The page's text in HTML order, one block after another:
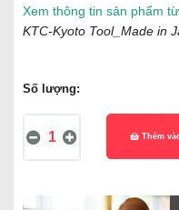
Xem thông tin sản phẩm
KTC-Kyoto Tool_Made in
Số lượng:
Thêm